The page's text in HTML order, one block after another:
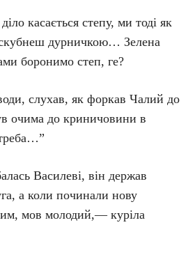
касається степу, ми тоді як
дурничкою… Зелена
боронимо степ, ге?
слухав, як форкав Чалий до
очима до криничовини в
Василеві, він держав
а коли починали нову
мов молодий,— куріла